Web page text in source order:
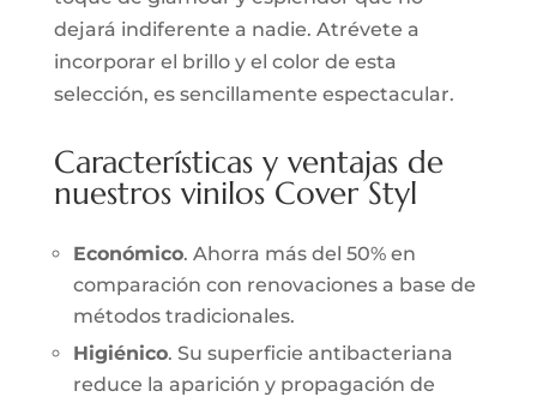
dejará indiferente a nadie. Atrévete a
incorporar el brillo y el color de esta
selección, es sencillamente espectacular.
Características y ventajas de
nuestros vinilos Cover Styl
Económico. Ahorra más del 50% en
comparación con renovaciones a base de
métodos tradicionales.
Higiénico. Su superficie antibacteriana
reduce la aparición y propagación de